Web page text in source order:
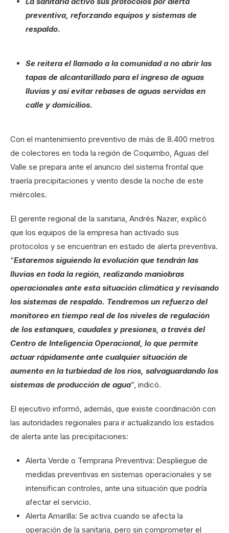
preventiva, reforzando equipos y sistemas de
respaldo.
Se reitera el llamado a la comunidad a no abrir las
tapas de alcantarillado para el ingreso de aguas
lluvias y así evitar rebases de aguas servidas en
calle y domicilios.
Con el mantenimiento preventivo de más de 8.400 metros
de colectores en toda la región de Coquimbo, Aguas del
Valle se prepara ante el anuncio del sistema frontal que
traería precipitaciones y viento desde la noche de este
miércoles.
El gerente regional de la sanitaria, Andrés Nazer, explicó
que los equipos de la empresa han activado sus
protocolos y se encuentran en estado de alerta preventiva.
“Estaremos siguiendo la evolución que tendrán las
lluvias en toda la región, realizando maniobras
operacionales ante esta situación climática y revisando
los sistemas de respaldo. Tendremos un refuerzo del
monitoreo en tiempo real de los niveles de regulación
de los estanques, caudales y presiones, a través del
Centro de Inteligencia Operacional, lo que permite
actuar rápidamente ante cualquier situación de
aumento en la turbiedad de los ríos, salvaguardando los
sistemas de producción de agua”, indicó.
El ejecutivo informó, además, que existe coordinación con
las autoridades regionales para ir actualizando los estados
de alerta ante las precipitaciones:
Alerta Verde o Temprana Preventiva: Despliegue de
medidas preventivas en sistemas operacionales y se
intensifican controles, ante una situación que podría
afectar el servicio.
Alerta Amarilla: Se activa cuando se afecta la
operación de la sanitaria, pero sin comprometer el